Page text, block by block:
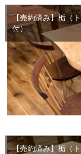
【売約済み】栃（
付）
【売約済み】栃（